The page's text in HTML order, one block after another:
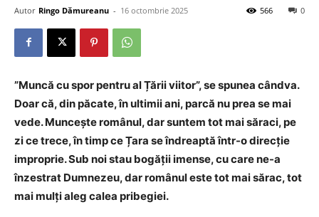
Autor Ringo Dămureanu - 16 octombrie 2025 0
566
”Muncă cu spor pentru al Țării viitor”, se spunea cândva.
Doar că, din păcate, în ultimii ani, parcă nu prea se mai
vede. Muncește românul, dar suntem tot mai săraci, pe
zi ce trece, în timp ce Țara se îndreaptă într-o direcție
improprie. Sub noi stau bogății imense, cu care ne-a
înzestrat Dumnezeu, dar românul este tot mai sărac, tot
mai mulți aleg calea pribegiei.